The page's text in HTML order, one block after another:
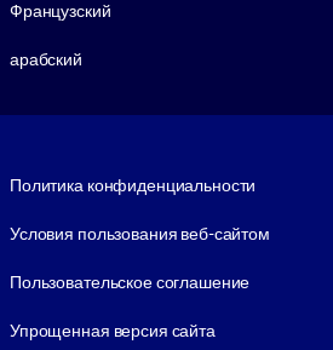
Французский
арабский
Политика конфиденциальности
Условия пользования веб-сайтом
Пользовательское соглашение
Упрощенная версия сайта